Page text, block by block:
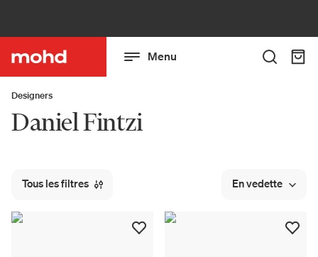
Menu
Designers
Daniel Fintzi
Tous les filtres En vedette